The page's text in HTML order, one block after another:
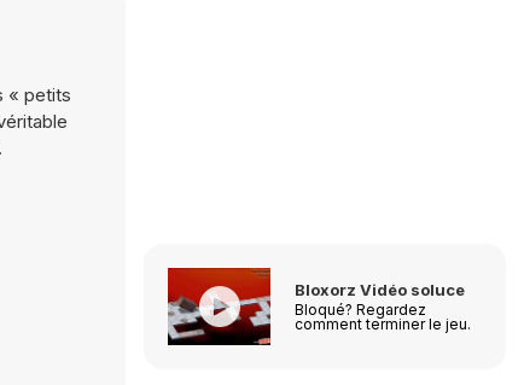
« petits
Bloxorz Vidéo soluce
Bloqué? Regardez
comment terminer le jeu.